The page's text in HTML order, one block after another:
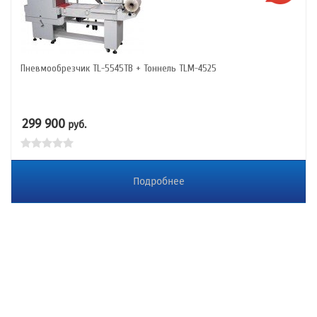
Пневмообрезчик TL-5545TB + Тоннель TLM-4525
299 900 руб.
Подробнее